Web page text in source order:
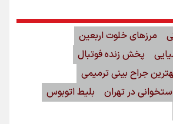
مرزهای خلوت اربعین
پخش زنده فوتبال
جراح بینی ترمیمی
در تهران
بلیط اتوبوس